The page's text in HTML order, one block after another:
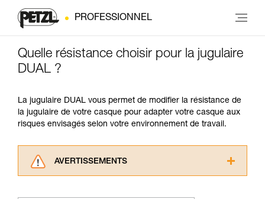
PROFESSIONNEL
Quelle résistance choisir pour la jugulaire
DUAL ?
La jugulaire DUAL vous permet de modifier la résistance de
la jugulaire de votre casque pour adapter votre casque aux
risques envisagés selon votre environnement de travail.
AVERTISSEMENTS